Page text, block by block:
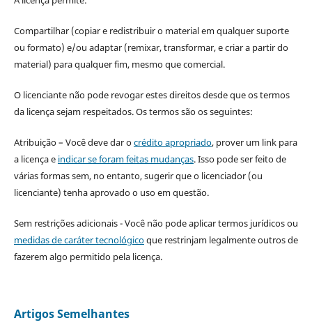
Compartilhar (copiar e redistribuir o material em qualquer suporte
ou formato) e/ou adaptar (remixar, transformar, e criar a partir do
material) para qualquer fim, mesmo que comercial.
O licenciante não pode revogar estes direitos desde que os termos
da licença sejam respeitados. Os termos são os seguintes:
Atribuição – Você deve dar ocrédito apropriado, prover um link para
a licença e indicar se foram feitas mudanças. Isso pode ser feito de
várias formas sem, no entanto, sugerir que o licenciador (ou
licenciante) tenha aprovado o uso em questão.
Sem restrições adicionais - Você não pode aplicar termos jurídicos ou
medidas de caráter tecnológicoque restrinjam legalmente outros de
fazerem algo permitido pela licença.
Artigos Semelhantes